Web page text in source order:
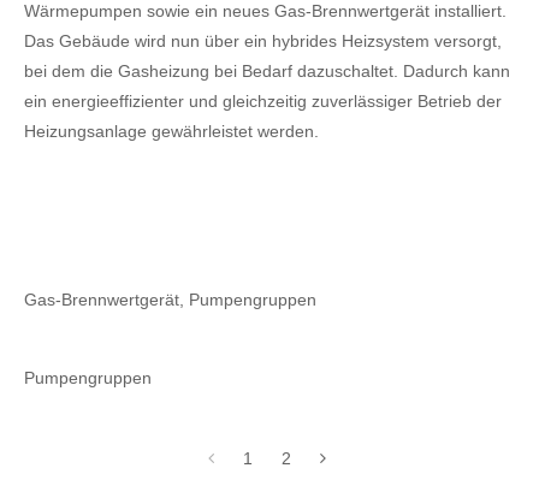
Wärmepumpen sowie ein neues Gas-Brennwertgerät installiert.
Das Gebäude wird nun über ein hybrides Heizsystem versorgt,
bei dem die Gasheizung bei Bedarf dazuschaltet. Dadurch kann
ein energieeffizienter und gleichzeitig zuverlässiger Betrieb der
Heizungsanlage gewährleistet werden.
Gas-Brennwertgerät, Pumpengruppen
Pumpengruppen
1 2